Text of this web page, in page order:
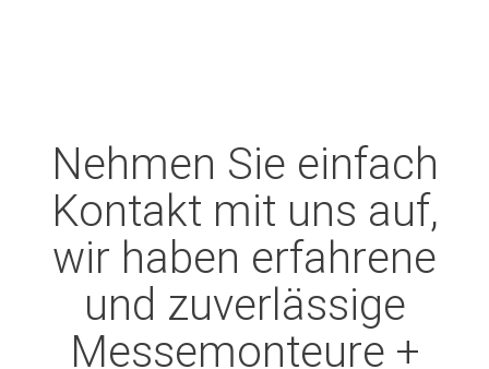
Nehmen Sie einfach
Kontakt mit uns auf,
wir haben erfahrene
und zuverlässige
Messemonteure +